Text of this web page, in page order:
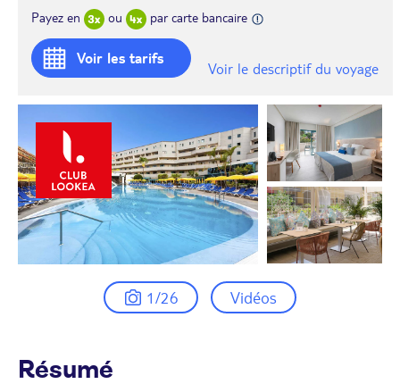
Payez en
ou par carte bancaire
Voir les tarifs
Voir le descriptif du voyage
1/26 Vidéos
Résumé